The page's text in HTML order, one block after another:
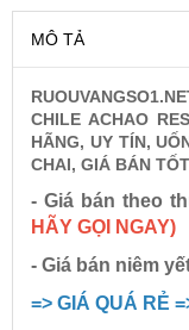
TRỐNG RƯỢU
Rượu Vang
VANG CANADA
MÔ TẢ
CHILE ACHAO
HÃNG, UY TÍN,
CHAI, GIÁ BÁN
- Giá bán theo
HÃY GỌI NGAY)
- Giá bán niêm
=> GIÁ QUÁ RẺ